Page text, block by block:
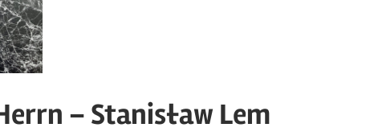
– Stanisław Lem